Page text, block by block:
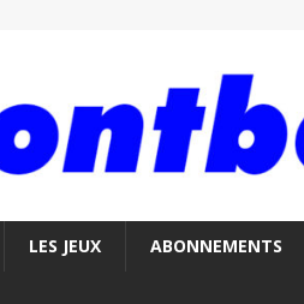
LES JEUX ABONNEMENTS